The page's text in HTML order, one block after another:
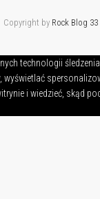
Copyright by Rock Blog 33
technologii
wyświetlać
i wiedzieć, skąd